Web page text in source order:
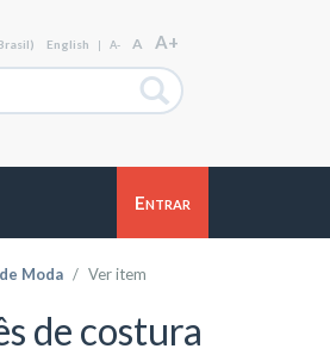
English | A- A A+
Entrar
Moda Ver item
de costura